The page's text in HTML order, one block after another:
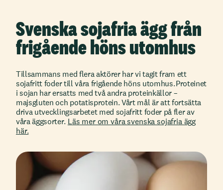
Svenska sojafria ägg från
frigående höns utomhus
Tillsammans med flera aktörer har vi tagit fram ett
sojafritt foder till våra frigående höns utomhus. Proteinet
i sojan har ersatts med två andra proteinkällor –
majsgluten och potatisprotein. Vårt mål är att fortsätta
driva utvecklingsarbetet med sojafritt foder på fler av
våra äggsorter. Läs mer om våra svenska sojafria ägg
här.